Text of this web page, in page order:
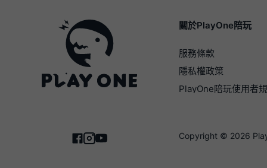
關於PlayOne陪玩
服務條款
隱私權政策
PlayOne陪玩使用者
Copyright © 2026